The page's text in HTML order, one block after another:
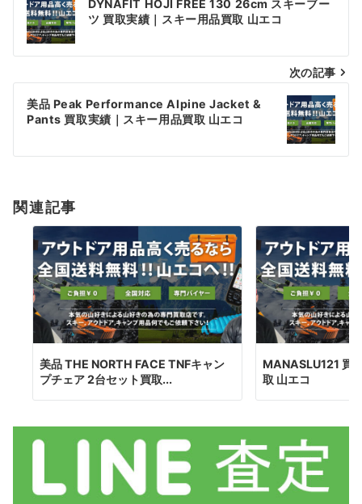
稿
ナ
ビ
ゲ
シ
ン
DYNAFIT HOJI FREE 130 26cm スキーブー
ツ 買取実績｜スキー用品買取 山エコ
次の記事
美品 Peak Performance Alpine Jacket &
Pants 買取実績｜スキー用品買取 山エコ
関連記事
美品 THE NORTH FACE TNFキャン
プチェア 2台セット買取...
MANASLU121 買
取 山エコ